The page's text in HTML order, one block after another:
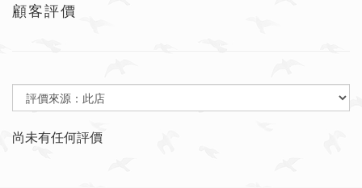
顧客評價
尚未有任何評價